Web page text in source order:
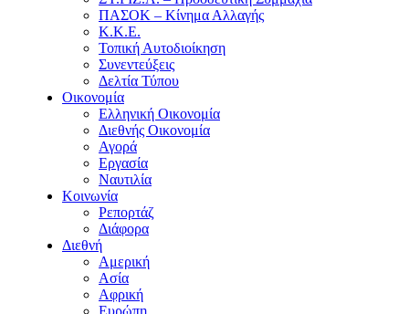
ΠΑΣΟΚ – Κίνημα Αλλαγής
Κ.Κ.Ε.
Τοπική Αυτοδιοίκηση
Συνεντεύξεις
Δελτία Τύπου
Οικονομία
Ελληνική Οικονομία
Διεθνής Οικονομία
Αγορά
Εργασία
Ναυτιλία
Κοινωνία
Ρεπορτάζ
Διάφορα
Διεθνή
Αμερική
Ασία
Αφρική
Ευρώπη